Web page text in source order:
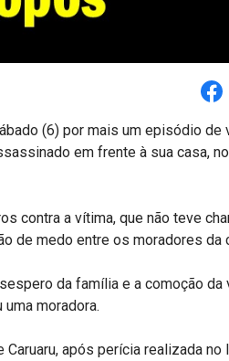
(6) por mais um episódio de
em frente à sua casa,
contra a vítima, que não teve
de medo entre os moradores da
da família e a comoção da
moradora.
após perícia realizada no